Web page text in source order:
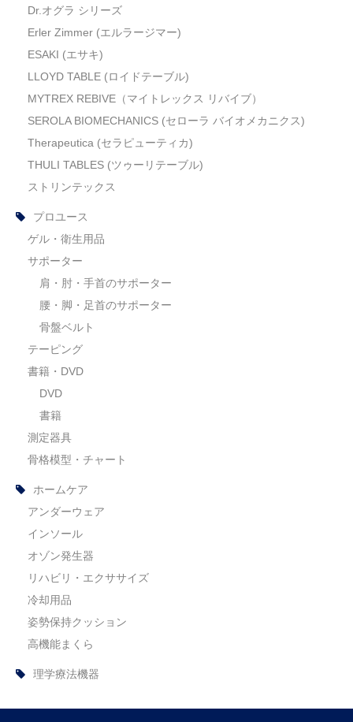
Dr.オグラ シリーズ
Erler Zimmer (エルラージマー)
ESAKI (エサキ)
LLOYD TABLE (ロイドテーブル)
MYTREX REBIVE（マイトレックス リバイブ）
SEROLA BIOMECHANICS (セローラ バイオメカニクス)
Therapeutica (セラピューティカ)
THULI TABLES (ツゥーリテーブル)
ストリンテックス
プロユース
ゲル・衛生用品
サポーター
肩・肘・手首のサポーター
腰・脚・足首のサポーター
骨盤ベルト
テーピング
書籍・DVD
DVD
書籍
測定器具
骨格模型・チャート
ホームケア
アンダーウェア
インソール
オゾン発生器
リハビリ・エクササイズ
冷却用品
姿勢保持クッション
高機能まくら
理学療法機器